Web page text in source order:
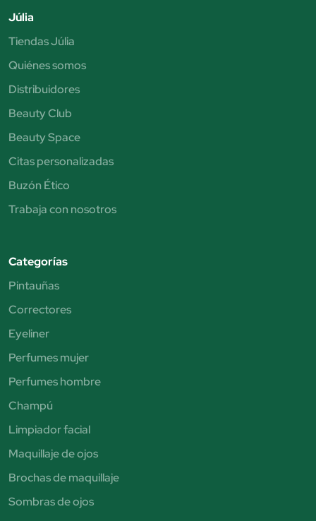
Júlia
Tiendas Júlia
Quiénes somos
Distribuidores
Beauty Club
Beauty Space
Citas personalizadas
Buzón Ético
Trabaja con nosotros
Categorías
Pintauñas
Correctores
Eyeliner
Perfumes mujer
Perfumes hombre
Champú
Limpiador facial
Maquillaje de ojos
Brochas de maquillaje
Sombras de ojos